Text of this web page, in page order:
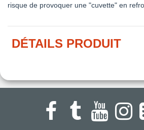
risque de provoquer une "cuvette" en
DÉTAILS PRODUIT